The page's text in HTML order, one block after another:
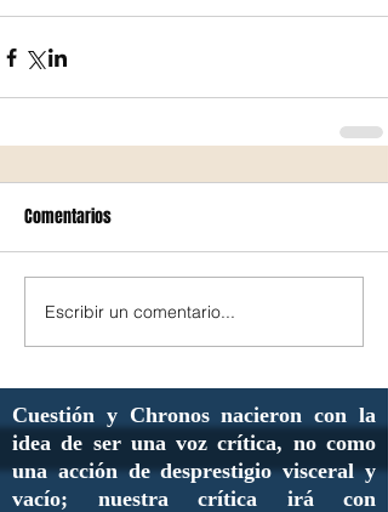
Comentarios
Escribir un comentario...
Cuestión y Chronos nacieron con la
idea de ser una voz crítica, no como
una acción de desprestigio visceral y
vacío; nuestra crítica irá con